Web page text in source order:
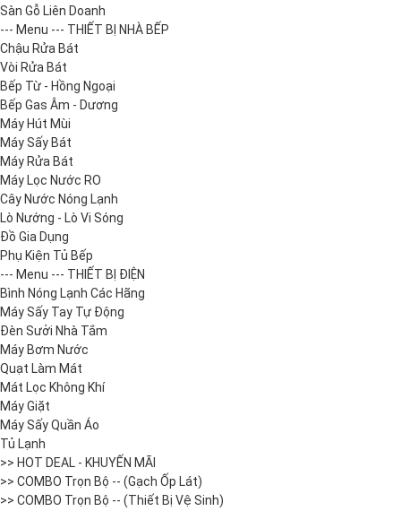
Sàn Gỗ Liên Doanh
--- Menu --- THIẾT BỊ NHÀ BẾP
Chậu Rửa Bát
Vòi Rửa Bát
Bếp Từ - Hồng Ngoại
Bếp Gas Âm - Dương
Máy Hút Mùi
Máy Sấy Bát
Máy Rửa Bát
Máy Lọc Nước RO
Cây Nước Nóng Lạnh
Lò Nướng - Lò Vi Sóng
Đồ Gia Dụng
Phụ Kiện Tủ Bếp
--- Menu --- THIẾT BỊ ĐIỆN
Bình Nóng Lạnh Các Hãng
Máy Sấy Tay Tự Động
Đèn Sưởi Nhà Tắm
Máy Bơm Nước
Quạt Làm Mát
Mát Lọc Không Khí
Máy Giặt
Máy Sấy Quần Áo
Tủ Lạnh
>> HOT DEAL - KHUYẾN MÃI
>> COMBO Trọn Bộ -- (Gạch Ốp Lát)
>> COMBO Trọn Bộ -- (Thiết Bị Vệ Sinh)